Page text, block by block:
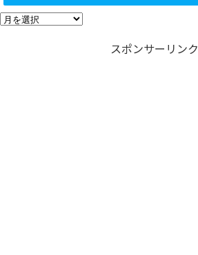
リ
ー
過
スポンサーリンク